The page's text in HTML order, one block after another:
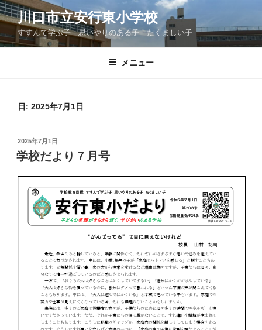
コ
ン
テ
ン
川口市立安行東小学校
すすんで学ぶ子 思いやりのある子 たくましい子
メニュー
日: 2025年7月1日
投
稿
日:
2025年7月1日
学校だより７月号